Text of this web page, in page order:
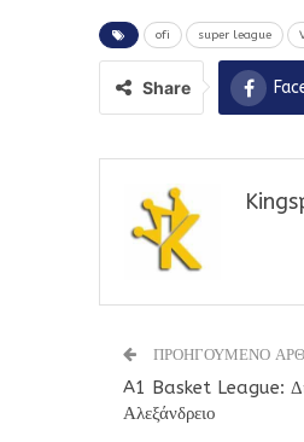
ofi super league
Share
ΠΡΟΗΓΟΥΜΕΝΟ
A1 Basket League:
Αλεξάνδρειο